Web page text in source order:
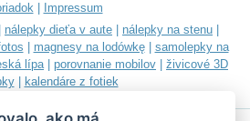
|
Impressum
nálepky dieťa v aute nálepky na stenu
magnesy na lodówkę| samolepky na
lípa| porovnanie mobilov
živicové 3D
| kalendáre z fotiek